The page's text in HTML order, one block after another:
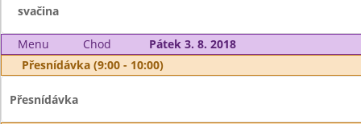
svačina
Menu Chod
Pátek 3. 8. 2018
Přesnídávka (9:00 - 10:00)
Přesnídávka